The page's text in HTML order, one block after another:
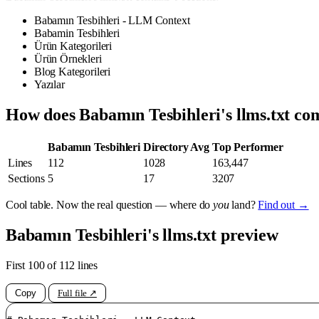
Babamın Tesbihleri - LLM Context
Babamin Tesbihleri
Ürün Kategorileri
Ürün Örnekleri
Blog Kategorileri
Yazılar
How does Babamın Tesbihleri's llms.txt
Babamın Tesbihleri Directory Avg Top Performer
Lines
112 1028
163,447
Sections 5 17 3207
Cool table. Now the real question — where doyouland?Find out →
Babamın Tesbihleri's llms.txt preview
First 100 of 112 lines
Copy Full file ↗